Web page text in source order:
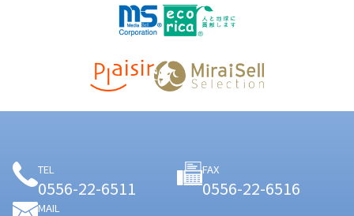
TEL
0556-22-6511
FAX
0556-22-6516
MAIL